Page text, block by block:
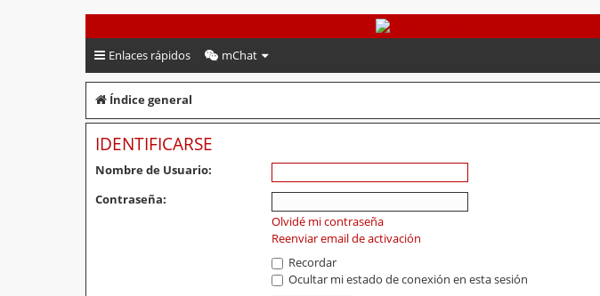
PeruVoley.com
Enlaces rápidos mChat
Índice general
IDENTIFICARSE
Nombre de Usuario:
Contraseña:
Olvidé mi contraseña
Reenviar email de activación
Recordar
Ocultar mi estado de conexión en esta sesión